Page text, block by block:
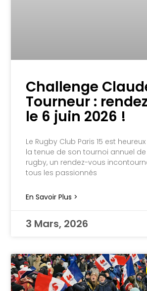
Challenge
Tourneur :
le 6 juin 2026 !
Le Rugby Club Paris 15 est
la tenue de son tournoi annuel de
rugby, un rendez-vous
tous les passionnés
En Savoir Plus >
3 Mars, 2026